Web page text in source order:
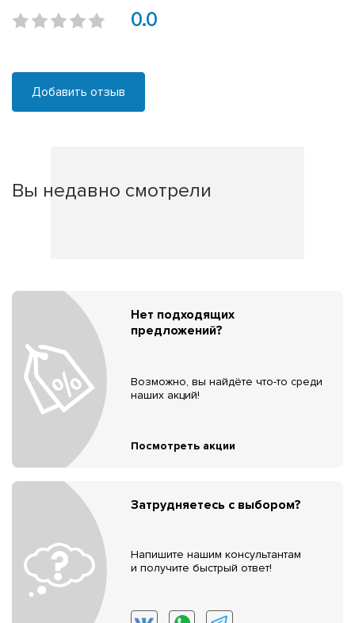
0.0
Добавить отзыв
Вы недавно смотрели
Нет подходящих
предложений?
Возможно, вы найдёте что-то среди
наших акций!
Посмотреть акции
Затрудняетесь с выбором?
Напишите нашим консультантам
и получите быстрый ответ!